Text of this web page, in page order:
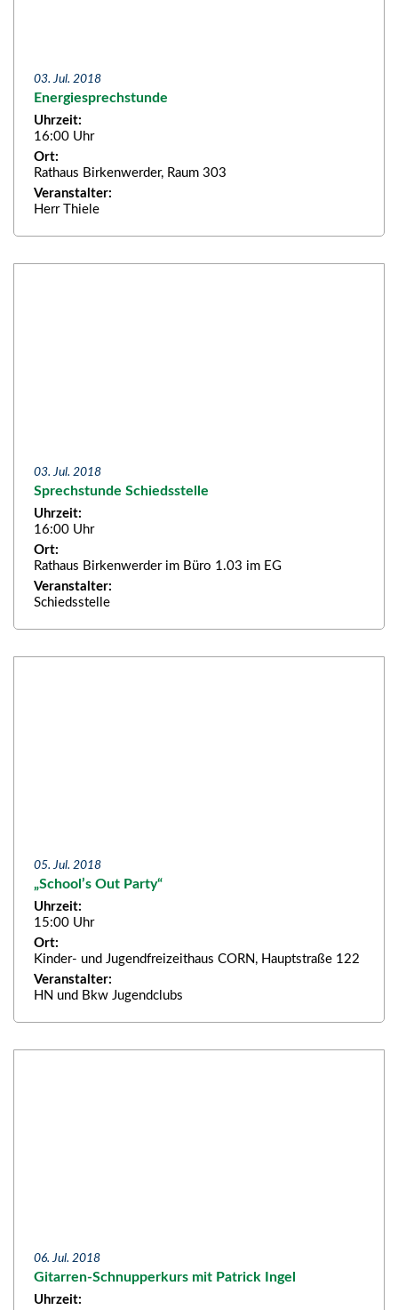
03. Jul. 2018
Energiesprechstunde
Uhrzeit:
16:00 Uhr
Ort:
Rathaus Birkenwerder, Raum 303
Veranstalter:
Herr Thiele
03. Jul. 2018
Sprechstunde Schiedsstelle
Uhrzeit:
16:00 Uhr
Ort:
Rathaus Birkenwerder im Büro 1.03 im EG
Veranstalter:
Schiedsstelle
05. Jul. 2018
„School’s Out Party“
Uhrzeit:
15:00 Uhr
Ort:
Kinder- und Jugendfreizeithaus CORN, Hauptstraße 122
Veranstalter:
HN und Bkw Jugendclubs
06. Jul. 2018
Gitarren-Schnupperkurs mit Patrick Ingel
Uhrzeit: